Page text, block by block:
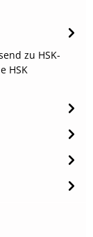
zu HSK-
HSK